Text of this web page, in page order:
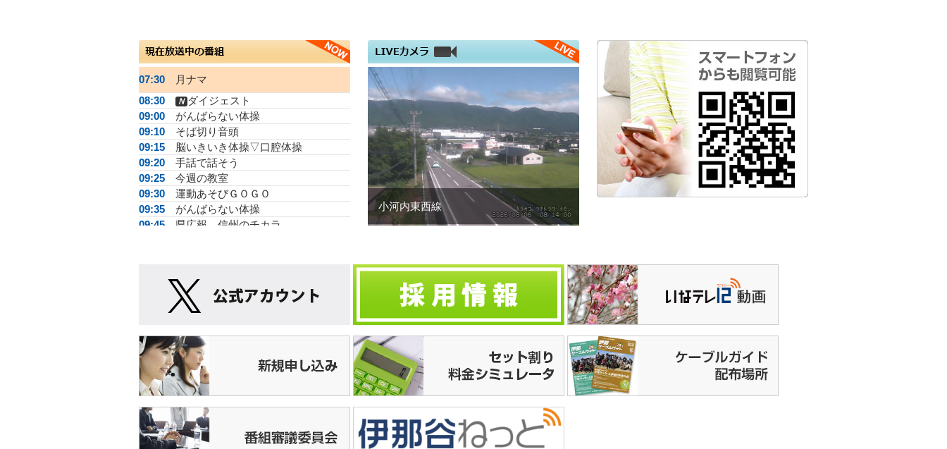
07:30
月ナマ
08:30
Ｎダイジェスト
09:00
がんばらない体操
09:10
そば切り音頭
09:15
脳いきいき体操▽口腔体操
09:20
手話で話そう
09:25
今週の教室
09:30
運動あそびＧＯＧＯ
09:35
がんばらない体操
09:45
県広報 信州のチカラ
手話で話そう
みんなdeマレット▽仙天クラブ
12:00
★伊那谷昼ワイド867
14:00
伊那弥生ケ丘高校同窓会 綿貫安秀氏
講演会
16:50
運動あそびＧＯＧＯ
16:55
松尾アトムの瞬間メタル
17:10
手話で話そう
17:15
★いなテレ１２
17:35
記録する街並み
小河内東西線